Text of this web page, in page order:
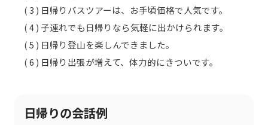
( 3 ) 日帰りバスツアーは、お手頃価格で人気です。
( 4 ) 子連れでも日帰りなら気軽に出かけられます。
( 5 ) 日帰り登山を楽しんできました。
( 6 ) 日帰り出張が増えて、体力的にきついです。
日帰りの会話例